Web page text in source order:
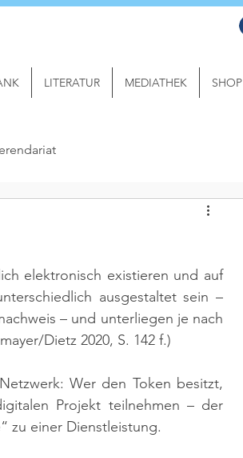
LITERATUR MEDIATHEK SHOP
elektronisch existieren und auf
ausgestaltet sein –
– und unterliegen je nach
Dietz 2020, S. 142 f.)
Wer den Token besitzt,
Projekt teilnehmen – der
zu einer Dienstleistung.